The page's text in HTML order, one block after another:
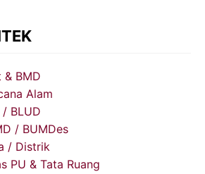
& BMD
Alam
BLUD
/ BUMDes
/ Distrik
PU & Tata Ruang